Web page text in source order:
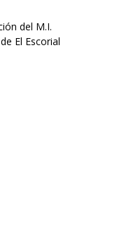
del M.I.
El Escorial